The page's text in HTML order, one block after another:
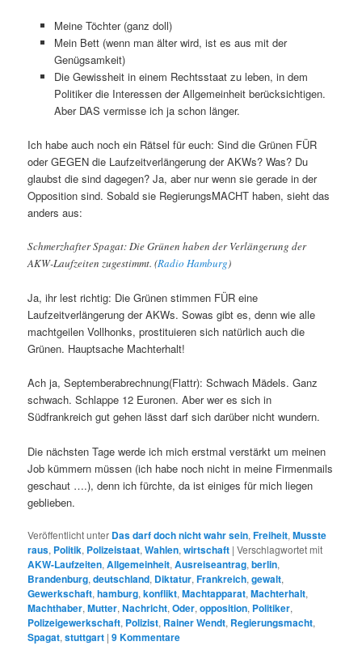
Meine Töchter (ganz doll)
Mein Bett (wenn man älter wird, ist es aus mit der
Genügsamkeit)
Die Gewissheit in einem Rechtsstaat zu leben, in dem
Politiker die Interessen der Allgemeinheit berücksichtigen.
Aber DAS vermisse ich ja schon länger.
Ich habe auch noch ein Rätsel für euch: Sind die Grünen FÜR
oder GEGEN die Laufzeitverlängerung der AKWs? Was? Du
glaubst die sind dagegen? Ja, aber nur wenn sie gerade in der
Opposition sind. Sobald sie RegierungsMACHT haben, sieht das
anders aus:
Schmerzhafter Spagat: Die Grünen haben der Verlängerung der
AKW-Laufzeiten zugestimmt. (Radio Hamburg)
Ja, ihr lest richtig: Die Grünen stimmen FÜR eine
Laufzeitverlängerung der AKWs. Sowas gibt es, denn wie alle
machtgeilen Vollhonks, prostituieren sich natürlich auch die
Grünen. Hauptsache Machterhalt!
Ach ja, Septemberabrechnung(Flattr): Schwach Mädels. Ganz
schwach. Schlappe 12 Euronen. Aber wer es sich in
Südfrankreich gut gehen lässt darf sich darüber nicht wundern.
Die nächsten Tage werde ich mich erstmal verstärkt um meinen
Job kümmern müssen (ich habe noch nicht in meine Firmenmails
geschaut ….), denn ich fürchte, da ist einiges für mich liegen
geblieben.
Veröffentlicht unter Das darf doch nicht wahr sein,Freiheit,Musste
raus, Politik, Polizeistaat,Wahlen,wirtschaft |Verschlagwortet mit
AKW-Laufzeiten,Allgemeinheit,Ausreiseantrag,berlin,
Brandenburg,deutschland, Diktatur,Frankreich,gewalt,
Gewerkschaft,hamburg,konflikt,Machtapparat,Machterhalt,
Machthaber,Mutter,Nachricht,Oder,opposition, Politiker,
Polizeigewerkschaft, Polizist, Rainer Wendt, Regierungsmacht,
Spagat,stuttgart |9Kommentare